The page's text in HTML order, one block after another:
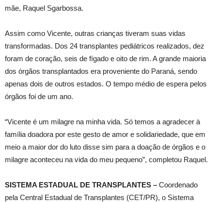
mãe, Raquel Sgarbossa.
Assim como Vicente, outras crianças tiveram suas vidas
transformadas. Dos 24 transplantes pediátricos realizados, dez
foram de coração, seis de fígado e oito de rim. A grande maioria
dos órgãos transplantados era proveniente do Paraná, sendo
apenas dois de outros estados. O tempo médio de espera pelos
órgãos foi de um ano.
“Vicente é um milagre na minha vida. Só temos a agradecer à
família doadora por este gesto de amor e solidariedade, que em
meio a maior dor do luto disse sim para a doação de órgãos e o
milagre aconteceu na vida do meu pequeno”, completou Raquel.
SISTEMA ESTADUAL DE TRANSPLANTES – Coordenado
pela Central Estadual de Transplantes (CET/PR), o Sistema